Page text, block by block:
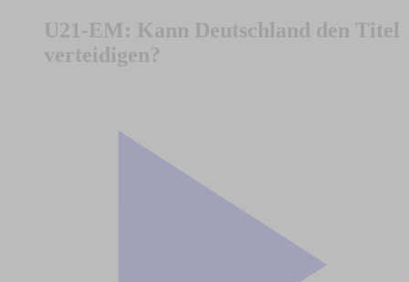
U21-EM: Kann Deutschland den Titel
verteidigen?